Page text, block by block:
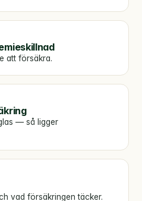
att försäkra.
— så ligger
vad försäkringen täcker.